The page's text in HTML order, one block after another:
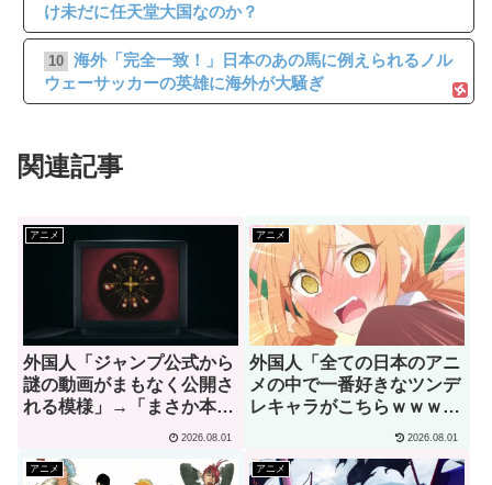
け未だに任天堂大国なのか？
10 海外「完全一致！」日本のあの馬に例えられるノル
ウェーサッカーの英雄に海外が大騒ぎ
関連記事
アニメ
外国人「ジャンプ公式から
謎の動画がまもなく公開さ
れる模様」→「まさか本当
2026.08.01
アニメ
外国人「全ての日本のアニ
メの中で一番好きなツンデ
レキャラがこちらｗｗｗ」
2026.08.01
アニメ アニメ